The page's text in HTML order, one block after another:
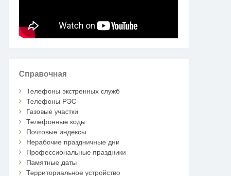
Справочная
Телефоны экстренных служб
Телефоны РЭС
Газовые участки
Телефонные коды
Почтовые индексы
Нерабочие праздничные дни
Профессиональные праздники
Памятные даты
Территориальное устройство